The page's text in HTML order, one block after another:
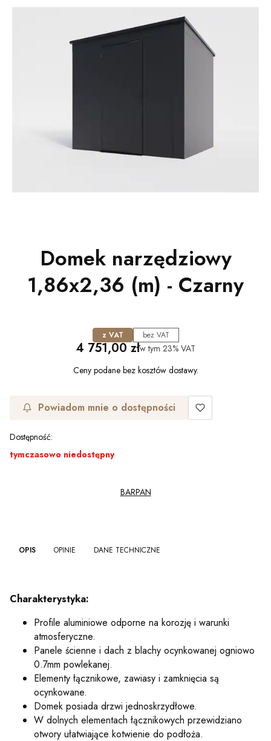
Domek narzędziowy
1,86x2,36 (m) - Czarny
z VAT bez VAT
Cena
4 751,00 złw tym 23% VAT
Ceny podane bez kosztów dostawy.
Powiadom mnie o dostępności
Dostępność:
tymczasowo niedostępny
BARPAN
OPIS OPINIE DANE TECHNICZNE
Charakterystyka:
Profile aluminiowe odporne na korozję i warunki
atmosferyczne.
Panele ścienne i dach z blachy ocynkowanej ogniowo
0.7mm powlekanej.
Elementy łącznikowe, zawiasy i zamknięcia są
ocynkowane.
Domek posiada drzwi jednoskrzydłowe.
W dolnych elementach łącznikowych przewidziano
otwory ułatwiające kotwienie do podłoża.